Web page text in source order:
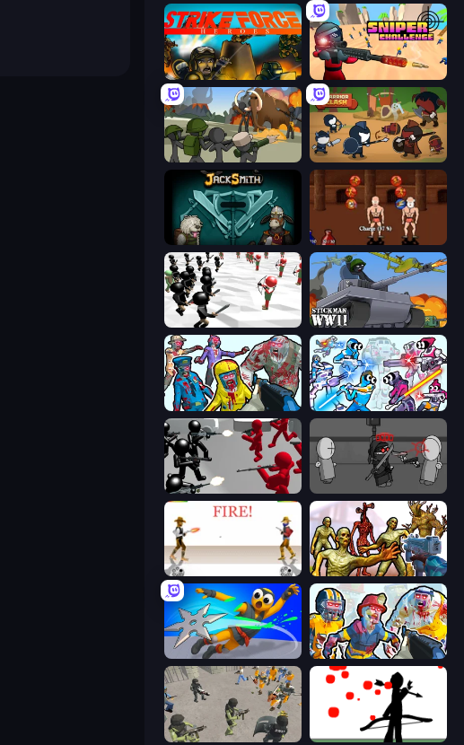
Strike Force Heroes Sniper Challenge
Stickman History Battle Warrior Clash
Jacksmith Swords and Sandals 2
Stickman Simulator: Final Battle Stickman WW2
Zombies Shooter Space Wars Battleground
Battle Simulator: Counter Stickman Madness Project Nexus
Gunblood Monster Shooter Apocalypse
Ninja Swipe Strike Zombies Shooter: Part 2
Battle Simulator: Prison & Police Bowman